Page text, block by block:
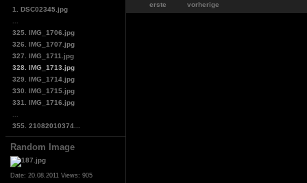
1. DSC02345.jpg
325. IMG_1706.jpg
326. IMG_1707.jpg
327. IMG_1711.jpg
328. IMG_1713.jpg
329. IMG_1714.jpg
330. IMG_1715.jpg
331. IMG_1716.jpg
355. 21082010374...
Random Image
Date: 20.08.2011 Views: 905
erste vorherige